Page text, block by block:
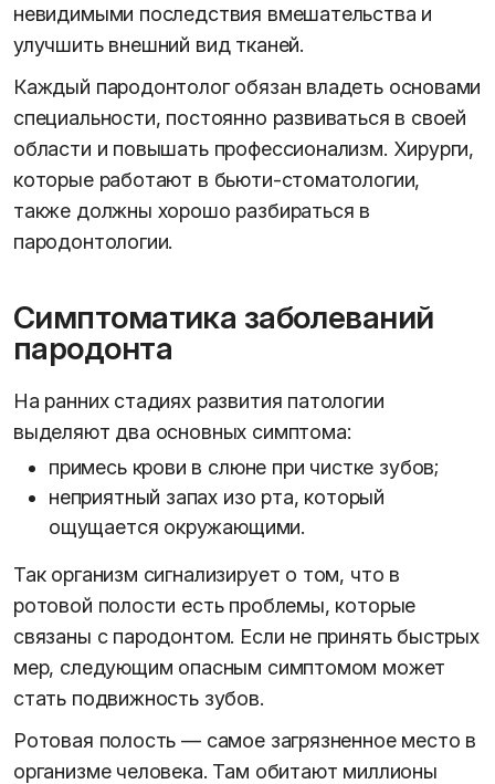
невидимыми последствия вмешательства и
улучшить внешний вид тканей.
Каждый пародонтолог обязан владеть основами
специальности, постоянно развиваться в своей
области и повышать профессионализм. Хирурги,
которые работают в бьюти-стоматологии,
также должны хорошо разбираться в
пародонтологии.
Симптоматика заболеваний
пародонта
На ранних стадиях развития патологии
выделяют два основных симптома:
примесь крови в слюне при чистке зубов;
неприятный запах изо рта, который
ощущается окружающими.
Так организм сигнализирует о том, что в
ротовой полости есть проблемы, которые
связаны с пародонтом. Если не принять быстрых
мер, следующим опасным симптомом может
стать подвижность зубов.
Ротовая полость — самое загрязненное место в
организме человека. Там обитают миллионы